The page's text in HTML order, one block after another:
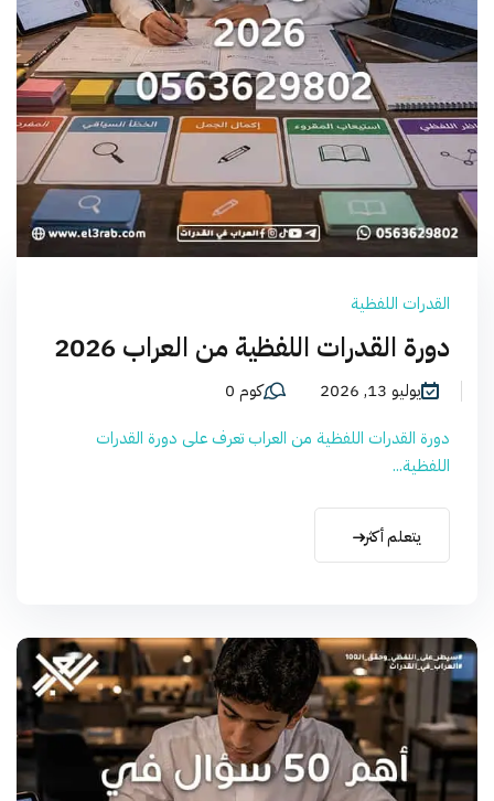
القدرات اللفظية
دورة القدرات اللفظية من العراب 2026
يوليو 13, 2026
كوم 0
دورة القدرات اللفظية من العراب تعرف على دورة القدرات
اللفظية...
يتعلم أكثر